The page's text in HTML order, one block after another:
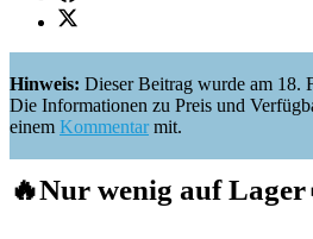
Hinweis: Dieser Beitrag wurde am 18.
Die Informationen zu Preis und
einem Kommentarmit.
🔥Nur wenig auf Lager